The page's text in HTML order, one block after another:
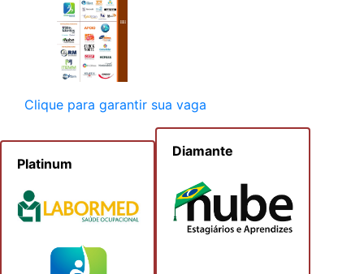
Clique para garantir sua vaga
Platinum
Diamante